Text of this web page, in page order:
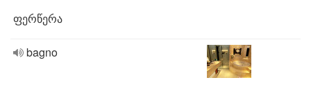
ფერწერა
bagno